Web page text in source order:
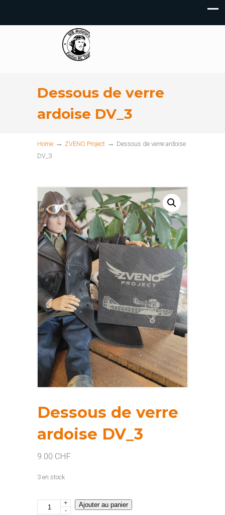
Dessous de verre
ardoise DV_3
Home → ZVENO Project → Dessous de verre ardoise
DV_3
Dessous de verre
ardoise DV_3
9.00 CHF
3 en stock
quantité +
-
Ajouter au panier